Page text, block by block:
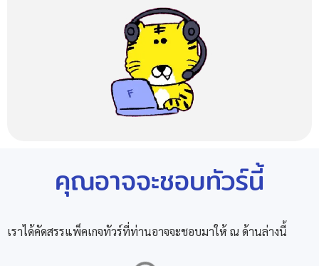
คุณอาจจะชอบทัวร์นี้
เราได้คัดสรรแพ็คเกจทัวร์ที่ท่านอาจจะชอบมาให้ ณ ด้านล่างนี้